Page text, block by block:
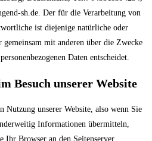
sh.de. Der für die Verarbeitung von
ist diejenige natürliche oder
mit anderen über die Zwecke
Daten entscheidet.
Besuch unserer Website
Nutzung unserer Website, also wenn Sie
Informationen übermitteln,
Ihr Browser an den Seitenserver